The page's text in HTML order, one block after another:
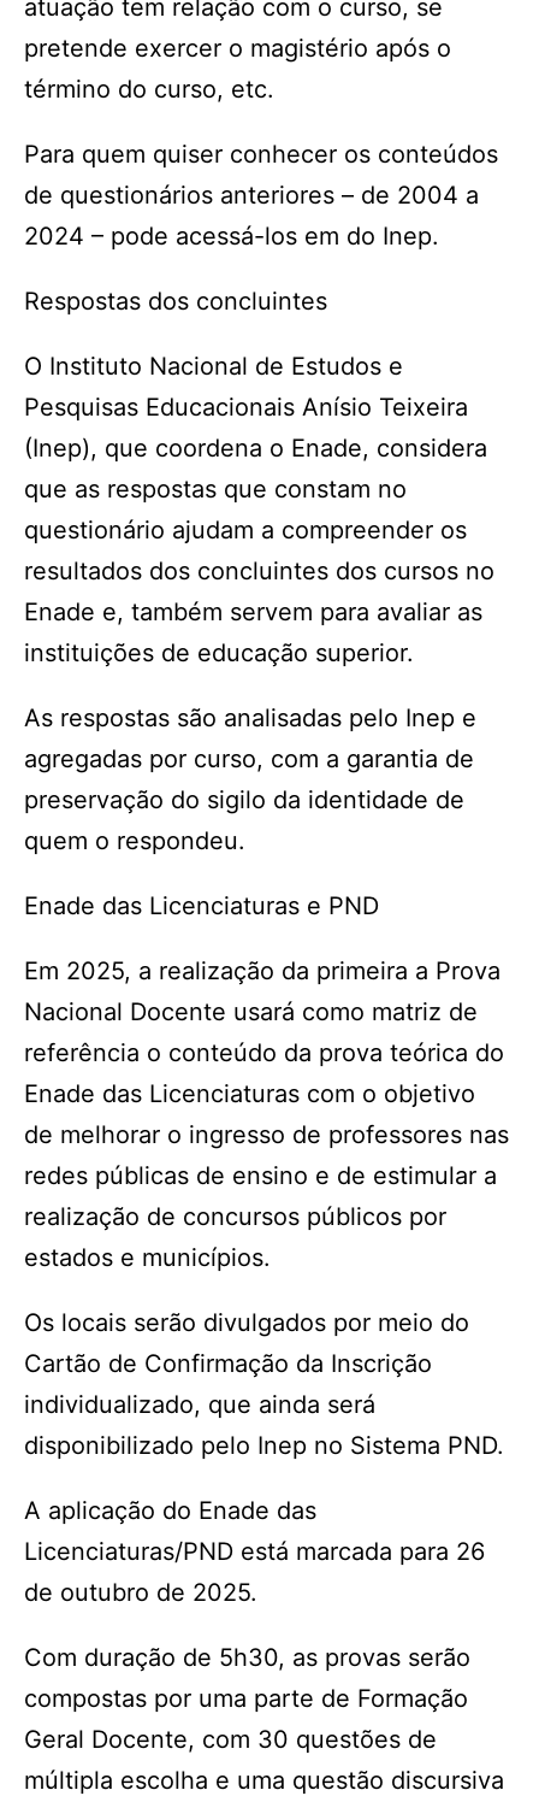
atuação tem relação com o curso, se
pretende exercer o magistério após o
término do curso, etc.
Para quem quiser conhecer os conteúdos
de questionários anteriores – de 2004 a
2024 – pode acessá-los em do Inep.
Respostas dos concluintes
O Instituto Nacional de Estudos e
Pesquisas Educacionais Anísio Teixeira
(Inep), que coordena o Enade, considera
que as respostas que constam no
questionário ajudam a compreender os
resultados dos concluintes dos cursos no
Enade e, também servem para avaliar as
instituições de educação superior.
As respostas são analisadas pelo Inep e
agregadas por curso, com a garantia de
preservação do sigilo da identidade de
quem o respondeu.
Enade das Licenciaturas e PND
Em 2025, a realização da primeira a Prova
Nacional Docente usará como matriz de
referência o conteúdo da prova teórica do
Enade das Licenciaturas com o objetivo
de melhorar o ingresso de professores nas
redes públicas de ensino e de estimular a
realização de concursos públicos por
estados e municípios.
Os locais serão divulgados por meio do
Cartão de Confirmação da Inscrição
individualizado, que ainda será
disponibilizado pelo Inep no Sistema PND.
A aplicação do Enade das
Licenciaturas/PND está marcada para 26
de outubro de 2025.
Com duração de 5h30, as provas serão
compostas por uma parte de Formação
Geral Docente, com 30 questões de
múltipla escolha e uma questão discursiva